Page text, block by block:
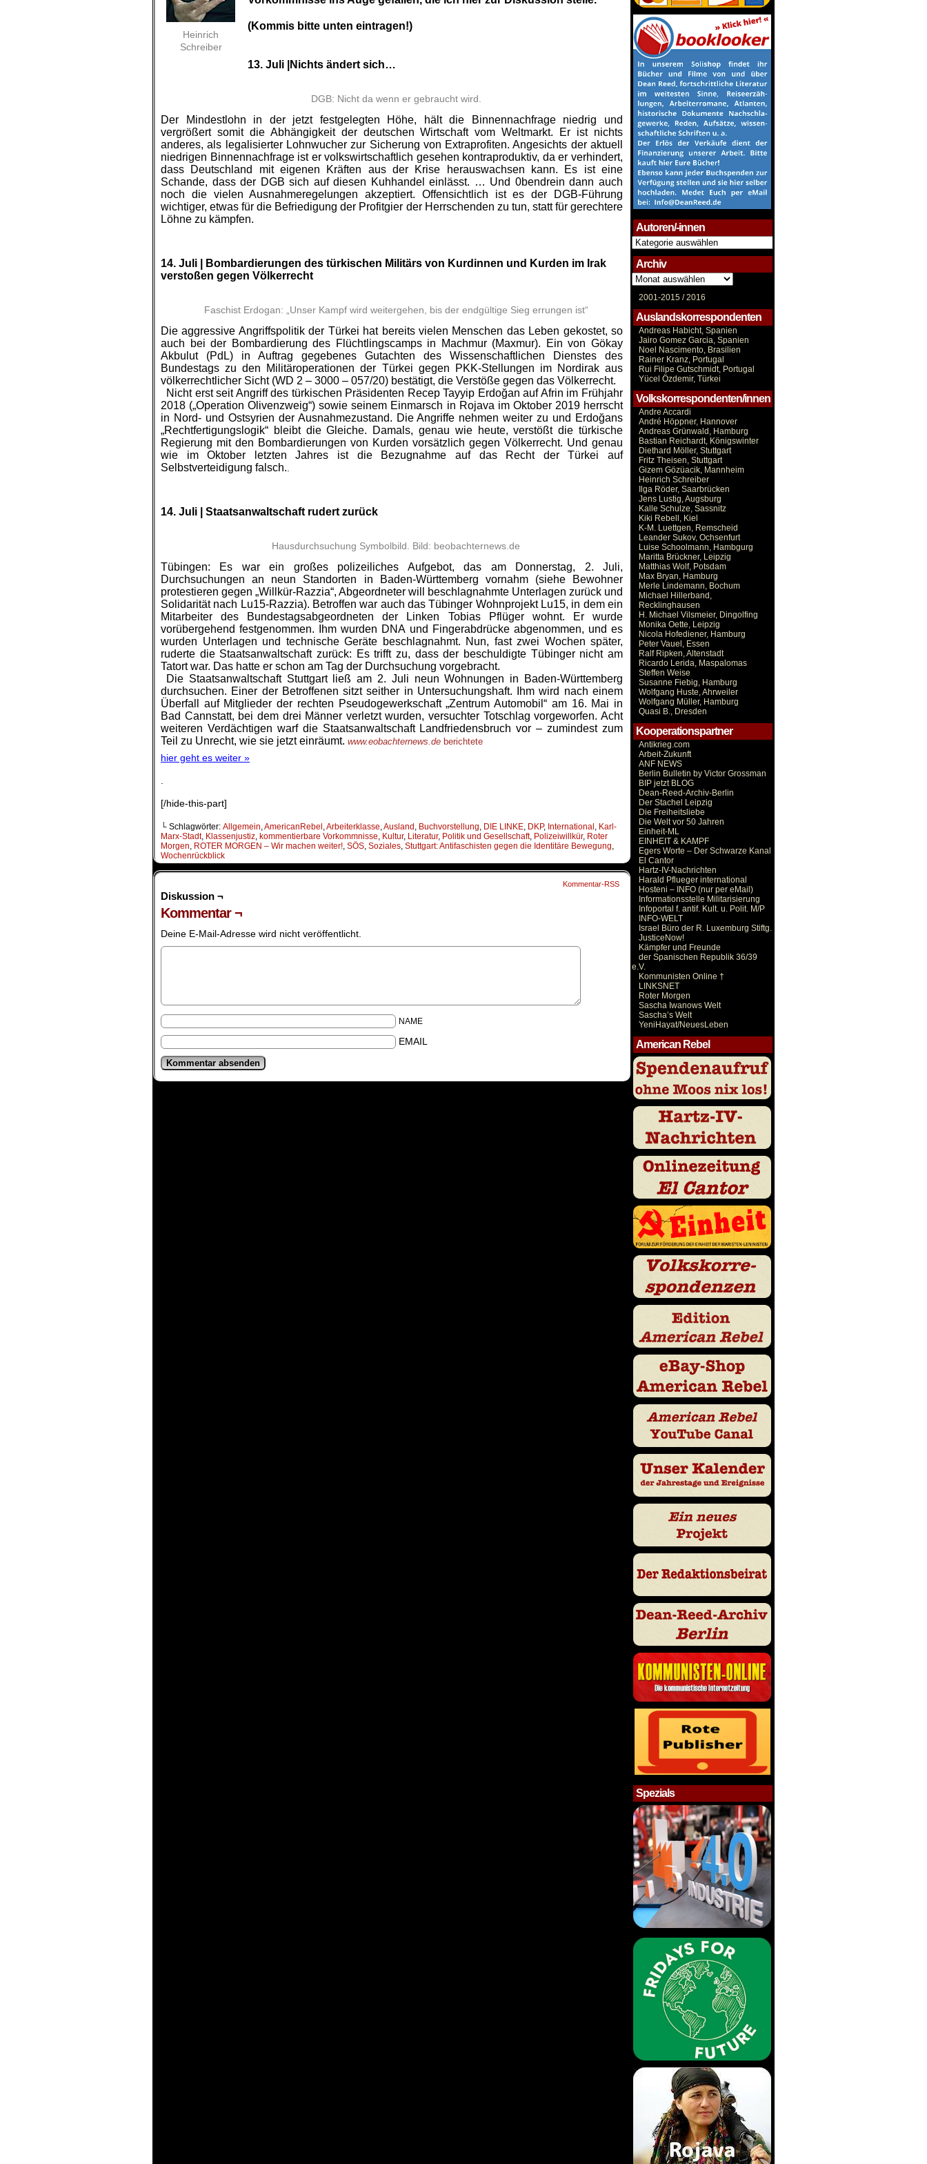
Heinrich
Schreiber
(Kommis bitte unten eintragen!)
13. Juli | Nichts ändert sich…
DGB: Nicht da wenn er gebraucht wird.
Der Mindestlohn in der jetzt festgelegten Höhe, hält die Binnennachfrage niedrig und
vergrößert somit die Abhängigkeit der deutschen Wirtschaft vom Weltmarkt. Er ist nichts
anderes, als legalisierter Lohnwucher zur Sicherung von Extraprofiten. Angesichts der aktuell
niedrigen Binnennachfrage ist er volkswirtschaftlich gesehen kontraproduktiv, da er verhindert,
dass Deutschland mit eigenen Kräften aus der Krise herauswachsen kann. Es ist eine
Schande, dass der DGB sich auf diesen Kuhhandel einlässt. … Und 0bendrein dann auch
noch die vielen Ausnahmeregelungen akzeptiert. Offensichtlich ist es der DGB-Führung
wichtiger, etwas für die Befriedigung der Profitgier der Herrschenden zu tun, statt für gerechtere
Löhne zu kämpfen.
14. Juli | Bombardierungen des türkischen Militärs von Kurdinnen und Kurden im Irak
verstoßen gegen Völkerrecht
Faschist Erdogan: „Unser Kampf wird weitergehen, bis der endgültige Sieg errungen ist“
Die aggressive Angriffspolitik der Türkei hat bereits vielen Menschen das Leben gekostet, so
auch bei der Bombardierung des Flüchtlingscamps in Machmur (Maxmur). Ein von Gökay
Akbulut (PdL) in Auftrag gegebenes Gutachten des Wissenschaftlichen Dienstes des
Bundestags zu den Militäroperationen der Türkei gegen PKK-Stellungen im Nordirak aus
völkerrechtlicher Sicht (WD 2 – 3000 – 057/20) bestätigt, die Verstöße gegen das Völkerrecht.
Nicht erst seit Angriff des türkischen Präsidenten Recep Tayyip Erdoğan auf Afrin im Frühjahr
2018 („Operation Olivenzweig“) sowie seinem Einmarsch in Rojava im Oktober 2019 herrscht
in Nord- und Ostsyrien der Ausnahmezustand. Die Angriffe nehmen weiter zu und Erdoğans
„Rechtfertigungslogik“ bleibt die Gleiche. Damals, genau wie heute, verstößt die türkische
Regierung mit den Bombardierungen von Kurden vorsätzlich gegen Völkerrecht. Und genau
wie im Oktober letzten Jahres ist die Bezugnahme auf das Recht der Türkei auf
Selbstverteidigung falsch.
14. Juli | Staatsanwaltschaft rudert zurück
Hausdurchsuchung Symbolbild. Bild: beobachternews.de
Tübingen: Es war ein großes polizeiliches Aufgebot, das am Donnerstag, 2. Juli,
Durchsuchungen an neun Standorten in Baden-Württemberg vornahm (siehe Bewohner
protestieren gegen „Willkür-Razzia“, Abgeordneter will beschlagnahmte Unterlagen zurück und
Solidarität nach Lu15-Razzia). Betroffen war auch das Tübinger Wohnprojekt Lu15, in dem ein
Mitarbeiter des Bundestagsabgeordneten der Linken Tobias Pflüger wohnt. Er wurde
vorübergehend festgenommen. Ihm wurden DNA und Fingerabdrücke abgenommen, und es
wurden Unterlagen und technische Geräte beschlagnahmt. Nun, fast zwei Wochen später,
ruderte die Staatsanwaltschaft zurück: Es trifft zu, dass der beschuldigte Tübinger nicht am
Tatort war. Das hatte er schon am Tag der Durchsuchung vorgebracht.
Die Staatsanwaltschaft Stuttgart ließ am 2. Juli neun Wohnungen in Baden-Württemberg
durchsuchen. Einer der Betroffenen sitzt seither in Untersuchungshaft. Ihm wird nach einem
Überfall auf Mitglieder der rechten Pseudogewerkschaft „Zentrum Automobil“ am 16. Mai in
Bad Cannstatt, bei dem drei Männer verletzt wurden, versuchter Totschlag vorgeworfen. Acht
weiteren Verdächtigen warf die Staatsanwaltschaft Landfriedensbruch vor – zumindest zum
Teil zu Unrecht, wie sie jetzt einräumt. www.eobachternews.de berichtete
hier geht es weiter »
[/hide-this-part]
└ Schlagwörter: Allgemein,AmericanRebel ,Arbeiterklasse,Ausland , Buchvorstellung, DIE LINKE, DKP, International , Karl-
Marx-Stadt, Klassenjustiz, kommentierbare Vorkommnisse, Kultur, Literatur, Politik und Gesellschaft, Polizeiwillkür, Roter
Morgen, ROTER MORGEN – Wir machen weiter!, SÖS, Soziales, Stuttgart: Antifaschisten gegen die Identitäre Bewegung,
Wochenrückblick
Kommentar-RSS
Diskussion ¬
Kommentar ¬
Deine E-Mail-Adresse wird nicht veröffentlicht.
NAME
EMAIL
Autoren/-innen
Autoren/-
innen
Archiv
Archiv
2001-2015 /2016
Auslandskorrespondenten
Andreas Habicht, Spanien
Jairo Gomez Garcia, Spanien
Noel Nascimento, Brasilien
Rainer Kranz, Portugal
Rui Filipe Gutschmidt, Portugal
Yücel Özdemir, Türkei
Volkskorrespondenten/innen
Andre Accardi
André Höppner, Hannover
Andreas Grünwald, Hamburg
Bastian Reichardt, Königswinter
Diethard Möller, Stuttgart
Fritz Theisen, Stuttgart
Gizem Gözüacik, Mannheim
Heinrich Schreiber
Ilga Röder, Saarbrücken
Jens Lustig, Augsburg
Kalle Schulze, Sassnitz
Kiki Rebell, Kiel
K-M. Luettgen, Remscheid
Leander Sukov, Ochsenfurt
Luise Schoolmann, Hambgurg
Maritta Brückner, Leipzig
Matthias Wolf, Potsdam
Max Bryan, Hamburg
Merle Lindemann, Bochum
Michael Hillerband,
Recklinghausen
H. Michael Vilsmeier, Dingolfing
Monika Oette, Leipzig
Nicola Hofediener, Hamburg
Peter Vauel, Essen
Ralf Ripken, Altenstadt
Ricardo Lerida, Maspalomas
Steffen Weise
Susanne Fiebig, Hamburg
Wolfgang Huste, Ahrweiler
Wolfgang Müller, Hamburg
Quasi B., Dresden
Kooperationspartner
Antikrieg.com
Arbeit-Zukunft
ANF NEWS
Berlin Bulletin by Victor Grossman
BIP jetzt BLOG
Dean-Reed-Archiv-Berlin
Der Stachel Leipzig
Die Freiheitsliebe
Die Welt vor 50 Jahren
Einheit-ML
EINHEIT & KAMPF
Egers Worte – Der Schwarze Kanal
El Cantor
Hartz-IV-Nachrichten
Harald Pflueger international
Hosteni – INFO (nur per eMail)
Informationsstelle Militarisierung
Infoportal f. antif. Kult. u. Polit. M/P
INFO-WELT
Israel Büro der R. Luxemburg Stiftg.
JusticeNow!
Kämpfer und Freunde
der Spanischen Republik 36/39
e.V.
Kommunisten Online †
LINKSNET
Roter Morgen
Sascha Iwanows Welt
Sascha’s Welt
YeniHayat/NeuesLeben
American Rebel
Spezials